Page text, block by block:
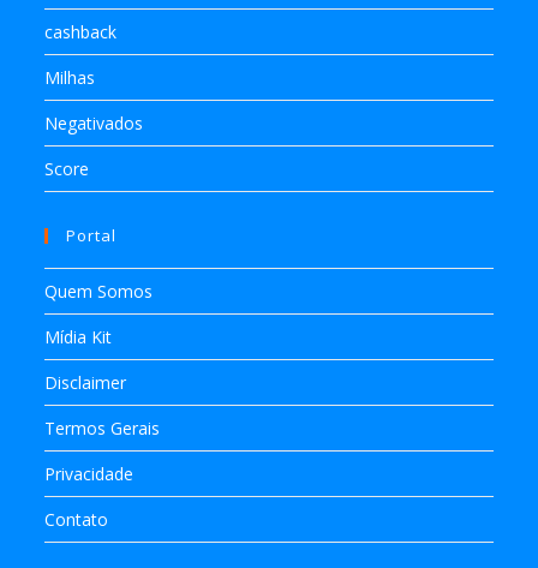
cashback
Milhas
Negativados
Score
Portal
Quem Somos
Mídia Kit
Disclaimer
Termos Gerais
Privacidade
Contato